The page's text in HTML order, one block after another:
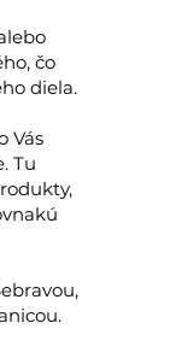
čo
diela.
Vás
Tu